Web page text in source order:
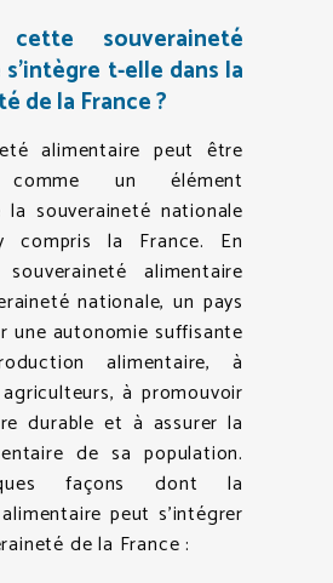
cette souveraineté
t-elle dans la
de la France ?
alimentaire peut être
comme un élément
souveraineté nationale
compris la France. En
alimentaire
nationale, un pays
une autonomie suffisante
alimentaire, à
à promouvoir
durable et à assurer la
de sa population.
façons dont la
peut s’intégrer
de la France :